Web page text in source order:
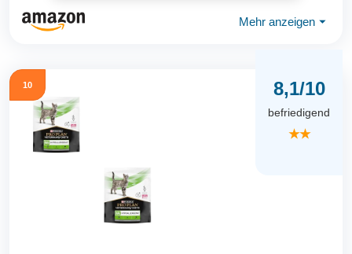
Mehr anzeigen ⏷
10 8,1/10
befriedigend
★★